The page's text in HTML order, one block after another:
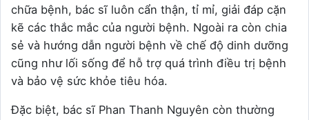
chữa bệnh, bác sĩ luôn cẩn thận, tỉ mỉ, giải đáp cặn
kẽ các thắc mắc của người bệnh. Ngoài ra còn chia
sẻ và hướng dẫn người bệnh về chế độ dinh dưỡng
cũng như lối sống để hỗ trợ quá trình điều trị bệnh
và bảo vệ sức khỏe tiêu hóa.
Đặc biệt, bác sĩ Phan Thanh Nguyên còn thường